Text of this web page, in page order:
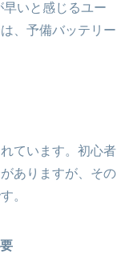
いと感じるユー
、予備バッテリー
ています。初心者
ありますが、その
。